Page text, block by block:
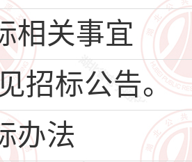
相关事宜
招标公告。
办法